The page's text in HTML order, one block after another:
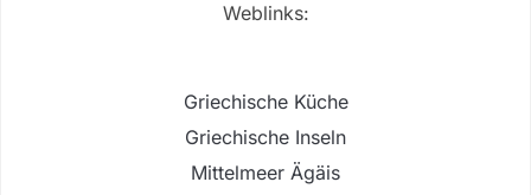
Weblinks:
Griechische Küche
Griechische Inseln
Mittelmeer Ägäis